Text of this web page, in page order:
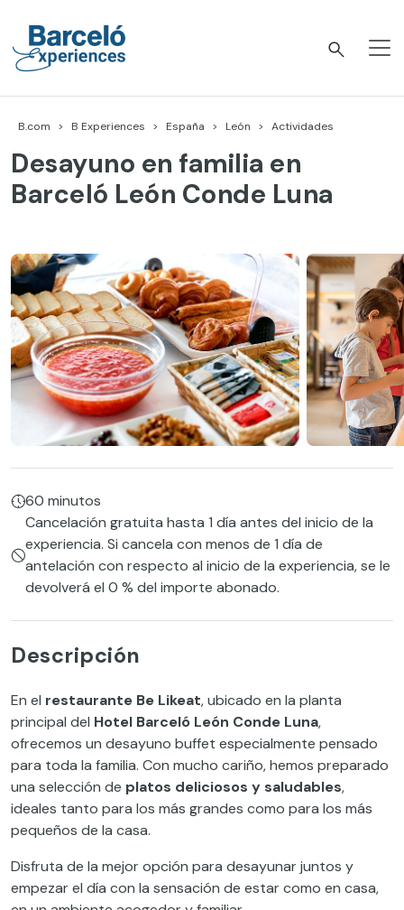
content
B.com B Experiences España León Actividades
Desayuno en familia en
Barceló León Conde Luna
60 minutos
Cancelación gratuita hasta 1 día antes del inicio de la
experiencia. Si cancela con menos de 1 día de
antelación con respecto al inicio de la experiencia, se le
devolverá el 0 % del importe abonado.
Descripción
En el restaurante Be Likeat, ubicado en la planta
principal del Hotel Barceló León Conde Luna,
ofrecemos un desayuno buffet especialmente pensado
para toda la familia. Con mucho cariño, hemos preparado
una selección de platos deliciosos y saludables,
ideales tanto para los más grandes como para los más
pequeños de la casa.
Disfruta de la mejor opción para desayunar juntos y
empezar el día con la sensación de estar como en casa,